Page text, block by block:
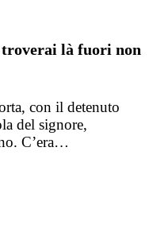
troverai là fuori non
con il detenuto
del signore,
C’era…